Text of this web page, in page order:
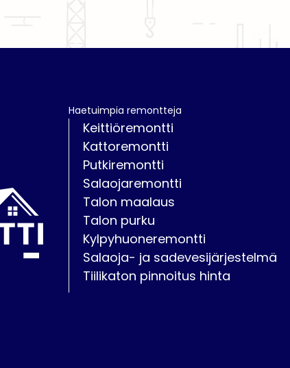
Haetuimpia remontteja
Keittiöremontti
Kattoremontti
Putkiremontti
Salaojaremontti
Talon maalaus
Talon purku
Kylpyhuoneremontti
Salaoja- ja sadevesijärjestelmä
Tiilikaton pinnoitus hinta